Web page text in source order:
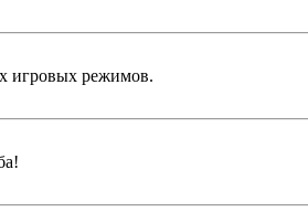
игровых режимов.